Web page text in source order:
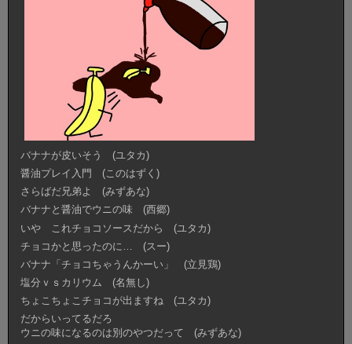
バナナが皮いそう (ユタカ)
醤油プレイ入門 (このはずく)
さらばだ兄弟よ (みずあな)
バナナと醤油でウニの味 (西郷)
いや これチョコソースだから (ユタカ)
チョコかと思ったのに… (スー)
バナナ「チョコちゃうんかーい」 (立見鶏)
塩分ｖｓカリウム (名無し)
ちょこちょこチョコが出ますね (ユタカ)
だからいってるだろ
ウニの味になるのは別のやつだって (みずあな)